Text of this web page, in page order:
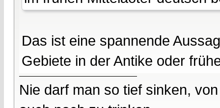
Das ist eine spannende
Gebiete in der Antike oder
Nie darf man so tief sinken,